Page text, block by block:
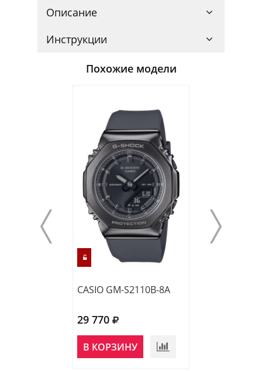
Описание
Инструкции
Похожие модели
CASIO GM-S2110B-8A
29 770
В КОРЗИНУ